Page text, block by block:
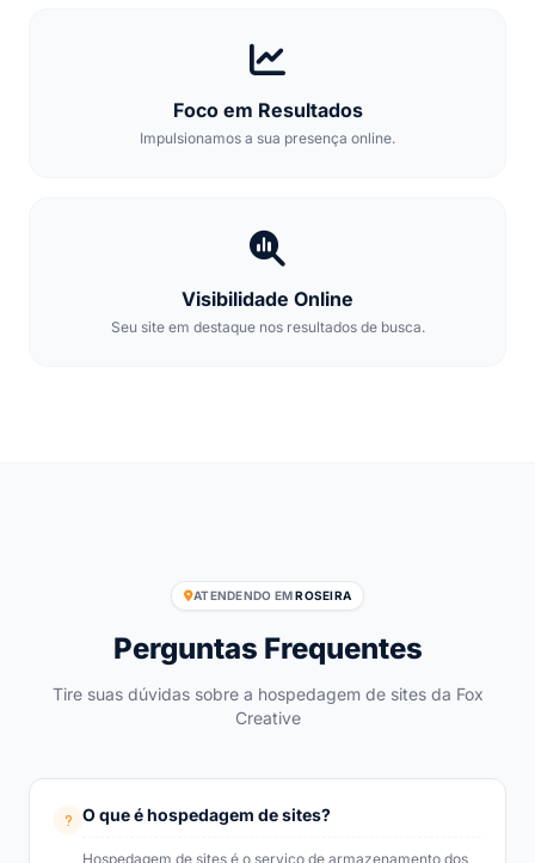
Foco em Resultados
Impulsionamos a sua presença online.
Visibilidade Online
Seu site em destaque nos resultados de busca.
ATENDENDO EMROSEIRA
Perguntas Frequentes
Tire suas dúvidas sobre a hospedagem de sites da Fox
Creative
O que é hospedagem de sites?
Hospedagem de sites é o serviço de armazenamento dos